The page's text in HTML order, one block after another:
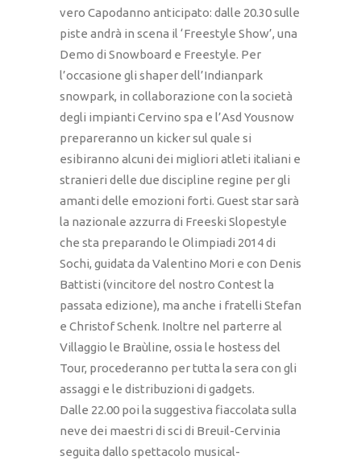
vero Capodanno anticipato: dalle 20.30 sulle
piste andrà in scena il ‘Freestyle Show’, una
Demo di Snowboard e Freestyle. Per
l’occasione gli shaper dell’Indianpark
snowpark, in collaborazione con la società
degli impianti Cervino spa e l’Asd Yousnow
prepareranno un kicker sul quale si
esibiranno alcuni dei migliori atleti italiani e
stranieri delle due discipline regine per gli
amanti delle emozioni forti. Guest star sarà
la nazionale azzurra di Freeski Slopestyle
che sta preparando le Olimpiadi 2014 di
Sochi, guidata da Valentino Mori e con Denis
Battisti (vincitore del nostro Contest la
passata edizione), ma anche i fratelli Stefan
e Christof Schenk. Inoltre nel parterre al
Villaggio le Braùline, ossia le hostess del
Tour, procederanno per tutta la sera con gli
assaggi e le distribuzioni di gadgets.
Dalle 22.00 poi la suggestiva fiaccolata sulla
neve dei maestri di sci di Breuil-Cervinia
seguita dallo spettacolo musical-